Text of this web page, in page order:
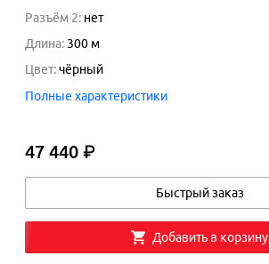
Разъём 2: нет
Длина: 300 м
Цвет:чёрный
Полные характеристики
47 440 ₽47 440 ₽
Быстрый заказ
Добавить в корзину